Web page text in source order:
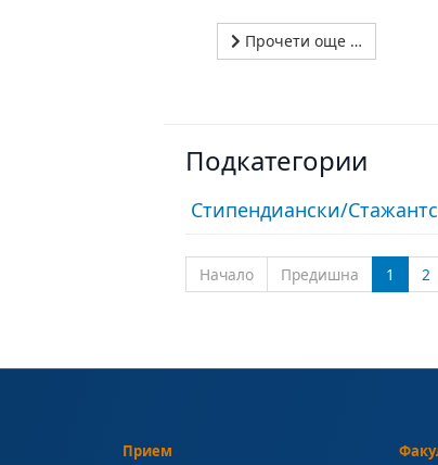
Прочети още …
Подкатегории
Стипендиански/
Начало Предишна 1 2
Прием